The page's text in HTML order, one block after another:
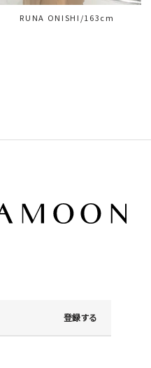
RUNA ONISHI/163cm
登録する